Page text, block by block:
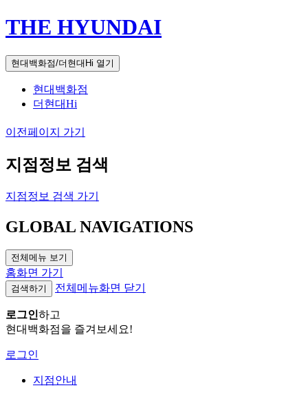
THE HYUNDAI
현대백화점/더현대Hi 열기
현대백화점
더현대Hi
이전페이지 가기
지점정보 검색
지점정보 검색 가기
GLOBAL NAVIGATIONS
전체메뉴 보기
홈화면 가기
검색하기 전체메뉴화면 닫기
로그인하고
현대백화점을 즐겨보세요!
로그인
지점안내